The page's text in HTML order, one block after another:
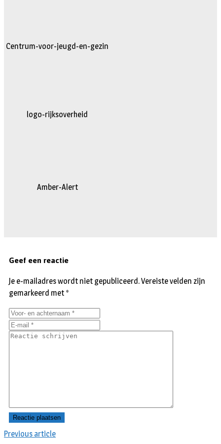
Centrum-voor-jeugd-en-gezin
logo-rijksoverheid
Amber-Alert
Previous article
Geef een reactie
Je e-mailadres wordt niet gepubliceerd.Vereiste velden zijn
gemarkeerd met *